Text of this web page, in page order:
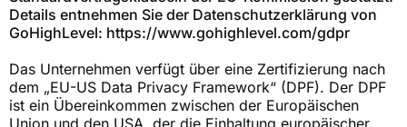
Details entnehmen Sie der Datenschutzerklärung von
GoHighLevel: https://www.gohighlevel.com/gdpr
Das Unternehmen verfügt über eine Zertifizierung nach
dem „EU-US Data Privacy Framework“ (DPF). Der DPF
ist ein Übereinkommen zwischen der Europäischen
Union und den USA, der die Einhaltung europäischer